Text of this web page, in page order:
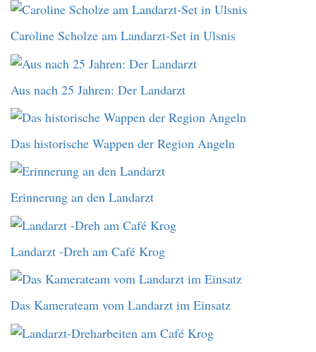
Caroline Scholze am Landarzt-Set in Ulsnis
Aus nach 25 Jahren: Der Landarzt
Das historische Wappen der Region Angeln
Erinnerung an den Landarzt
Landarzt -Dreh am Café Krog
Das Kamerateam vom Landarzt im Einsatz